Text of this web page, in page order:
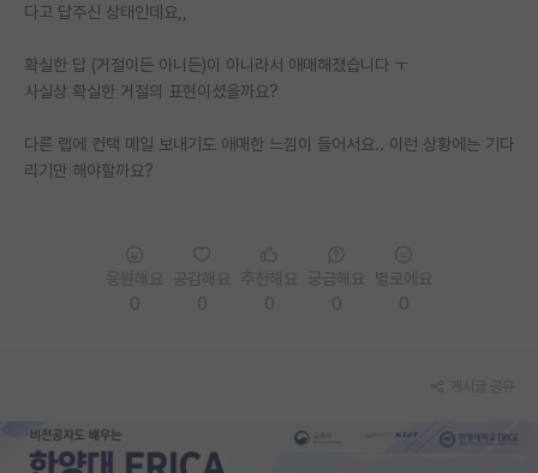
석박사 채용 정보 게시판
임용 정보 게시판
취업 게시판
장학금/장학생 게시판
다고 답주신 상태인데요,,
확실한 답 (거절이든 아니든)이 아니라서 애매해졌습니다 ㅜ
사실상 확실한 거절의 표현이셨을까요?
다른 랩에 컨택 메일 보내기도 애매한 느낌이 들어서요.. 이런 상황에는 기다
리기만 해야할까요?